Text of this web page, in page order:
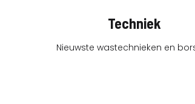
Techniek
Nieuwste wastechnieken en